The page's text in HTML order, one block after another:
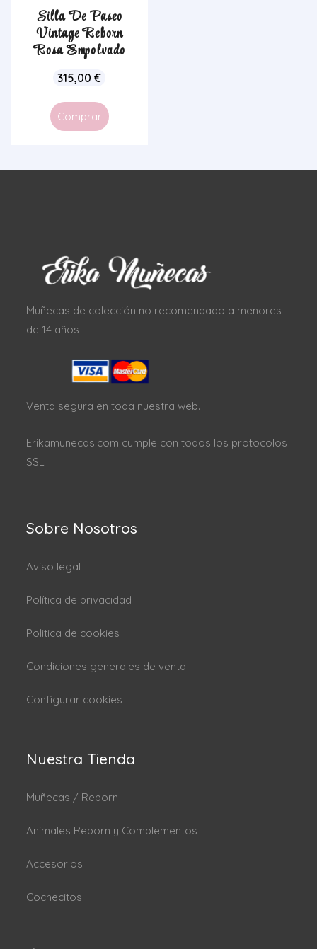
Silla De Paseo
Vintage Reborn
Rosa Empolvado
315,00 €
Comprar
Muñecas de colección no recomendado a menores
de 14 años
Venta segura en toda nuestra web.
Erikamunecas.com cumple con todos los protocolos
SSL
Sobre Nosotros
Aviso legal
Política de privacidad
Politica de cookies
Condiciones generales de venta
Configurar cookies
Nuestra Tienda
Muñecas / Reborn
Animales Reborn y Complementos
Accesorios
Cochecitos